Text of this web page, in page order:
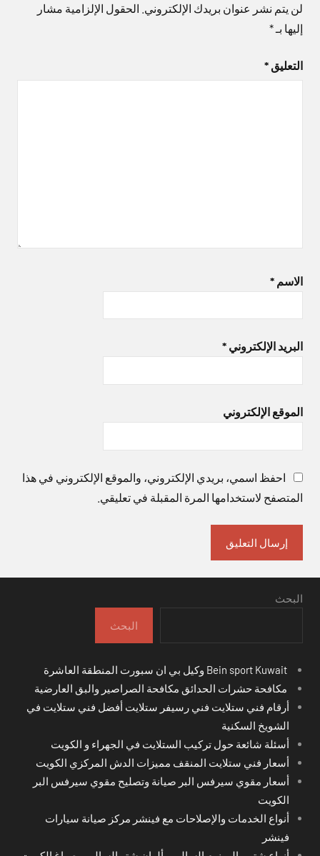
لن يتم نشر عنوان بريدك الإلكتروني. الحقول الإلزامية مشار
إليها بـ*
التعليق *
الاسم *
البريد الإلكتروني *
الموقع الإلكتروني
احفظ اسمي، بريدي الإلكتروني، والموقع الإلكتروني في هذا
المتصفح لاستخدامها المرة المقبلة في تعليقي.
البحث
البحث
مكافحة حشرات الحدائق مكافحة الصراصير والبق العارضية
أرقام فني ستلايت فني رسيفر ستلايت أفضل فني ستلايت في
الشويخ السكنية
أسئلة شائعة حول تركيب الستلايت في الجهراء و الكويت
أسعار فني ستلايت المنقف مميزات الدش المركزي الكويت
أسعار مقوي سيرفس البر صيانة وتصليح مقوي سيرفس البر
الكويت
أنواع الخدمات والإصلاحات مع فينشر مركز صيانة سيارات
فينشر